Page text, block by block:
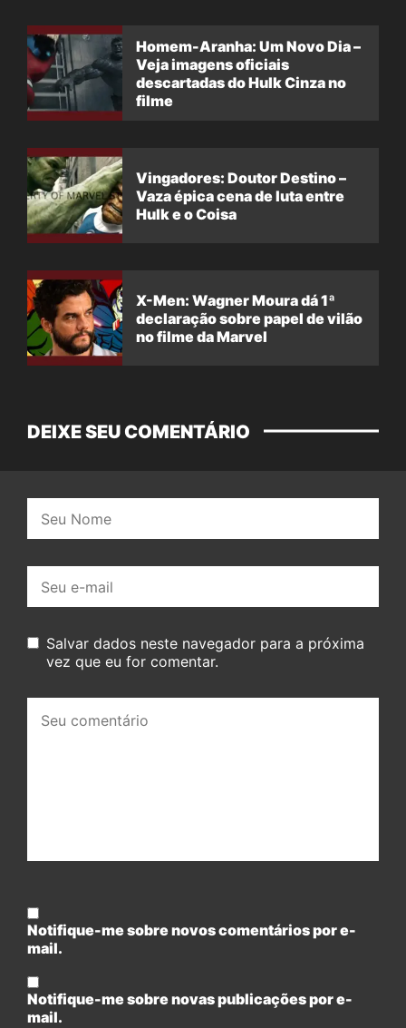
Homem-Aranha: Um Novo Dia –
Veja imagens oficiais
descartadas do Hulk Cinza no
filme
Vingadores: Doutor Destino –
Vaza épica cena de luta entre
Hulk e o Coisa
X-Men: Wagner Moura dá 1ª
declaração sobre papel de vilão
no filme da Marvel
DEIXE SEU COMENTÁRIO
mail:
Salvar dados neste navegador para a próxima
vez que eu for comentar.
comentário:
Notifique-me sobre novos comentários por e-
mail.
Notifique-me sobre novas publicações por e-
mail.